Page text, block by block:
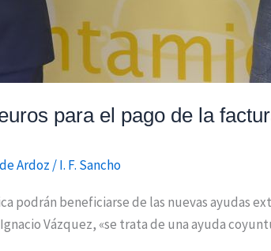
para el pago de la
Ardoz /I. F. Sancho
podrán beneficiarse de las nuevas ayudas
Vázquez, «se trata de una ayuda